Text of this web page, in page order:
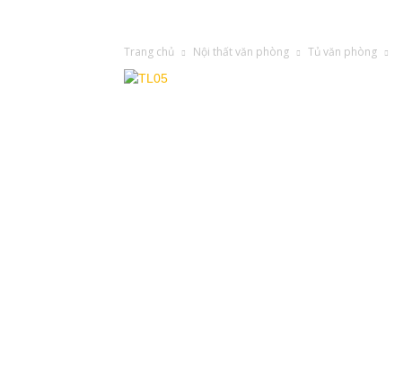
Trang chủ Nội thất văn phòng Tủ văn phòng